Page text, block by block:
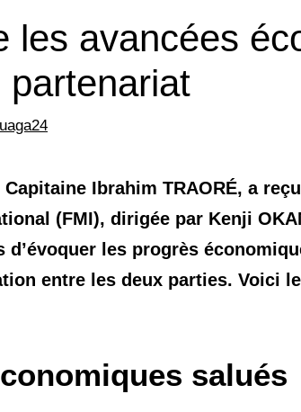
les avancées
partenariat
Ibrahim TRAORÉ, a
(FMI), dirigée par Kenji
d’évoquer les progrès
entre les deux parties. Voici
salués